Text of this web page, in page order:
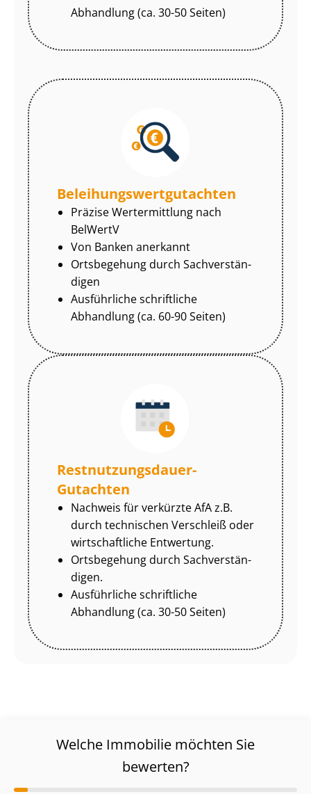
Abhandlung (ca. 30-50 Seiten)
Be­lei­hungs­wert­gut­ach­ten
Präzise Wertermittlung nach
BelWertV
Von Banken anerkannt
Ortsbegehung durch Sach­ver­stän­
di­gen
Ausführliche schriftliche
Abhandlung (ca. 60-90 Seiten)
Rest­nut­zungs­dau­er-
Gutachten
Nachweis für verkürzte AfA z.B.
durch technischen Verschleiß oder
wirtschaftliche Entwertung.
Ortsbegehung durch Sach­ver­stän­
di­gen.
Ausführliche schriftliche
Abhandlung (ca. 30-50 Seiten)
Welche Immobilie möchten Sie
bewerten?